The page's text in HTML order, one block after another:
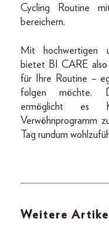
Cycling Routine
bereichern.
Mit hochwertigen
bietet BI CARE
für Ihre Routine –
folgen möchte.
ermöglicht es
Verwöhnprogramm
Tag rundum
Weitere